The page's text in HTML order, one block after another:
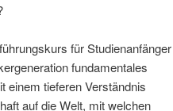
für Studienanfänger
fundamentales
einem tieferen Verständnis
auf die Welt, mit welchen